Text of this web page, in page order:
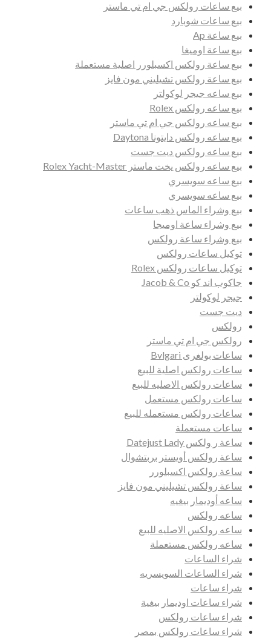
بيع ساعات رولكس جي ام تي ماستر
بيع ساعات شوبارد
بيع ساعة Ap
بيع ساعة اوميغا
بيع ساعة رولكس اكسبلورر اصلية مستعملة
بيع ساعة رولكس تشيليني مون فايز
بيع ساعه جيجر لوكولتر
بيع ساعه رولكس Rolex
بيع ساعه رولكس جي ام تي ماستر
بيع ساعه رولكس دايتونا Daytona
بيع ساعه رولكس ديت جست
بيع ساعه رولكس يخت ماستر Rolex Yacht-Master
بيع ساعه سويسري
بيع ساعه سويسري
بيع وشراء الماس ذهب ساعات
بيع وشراء ساعة اوميجا
بيع وشراء ساعة رولكس
توكيل ساعات رولكس
توكيل ساعات رولكس Rolex
جاكوب اند كو Jacob & Co
جيجر لوكولتر
ديت جست
رولكس
رولكس جي ام تي ماستر
ساعات بولغرى Bvlgari
ساعات رولكس اصلية للبيع
ساعات رولكس الاصليه للبيع
ساعات رولكس مستعمل
ساعات رولكس مستعمله للبيع
ساعات مستعملة
ساعة ر ولكس Datejust Lady
ساعة رولكس أويستر بربتشوال
ساعة رولكس اكسبلورر
ساعة رولكس تشيليني مون فايز
ساعه أوديمار بيغيه
ساعه رولكس
ساعه رولكس الاصليه للبيع
ساعه رولكس مستعملة
شراء الساعات
شراء الساعات السويسريه
شراء ساعات
شراء ساعات اوديمار بيغية
شراء ساعات رولكس
شراء ساعات رولكس بمصر